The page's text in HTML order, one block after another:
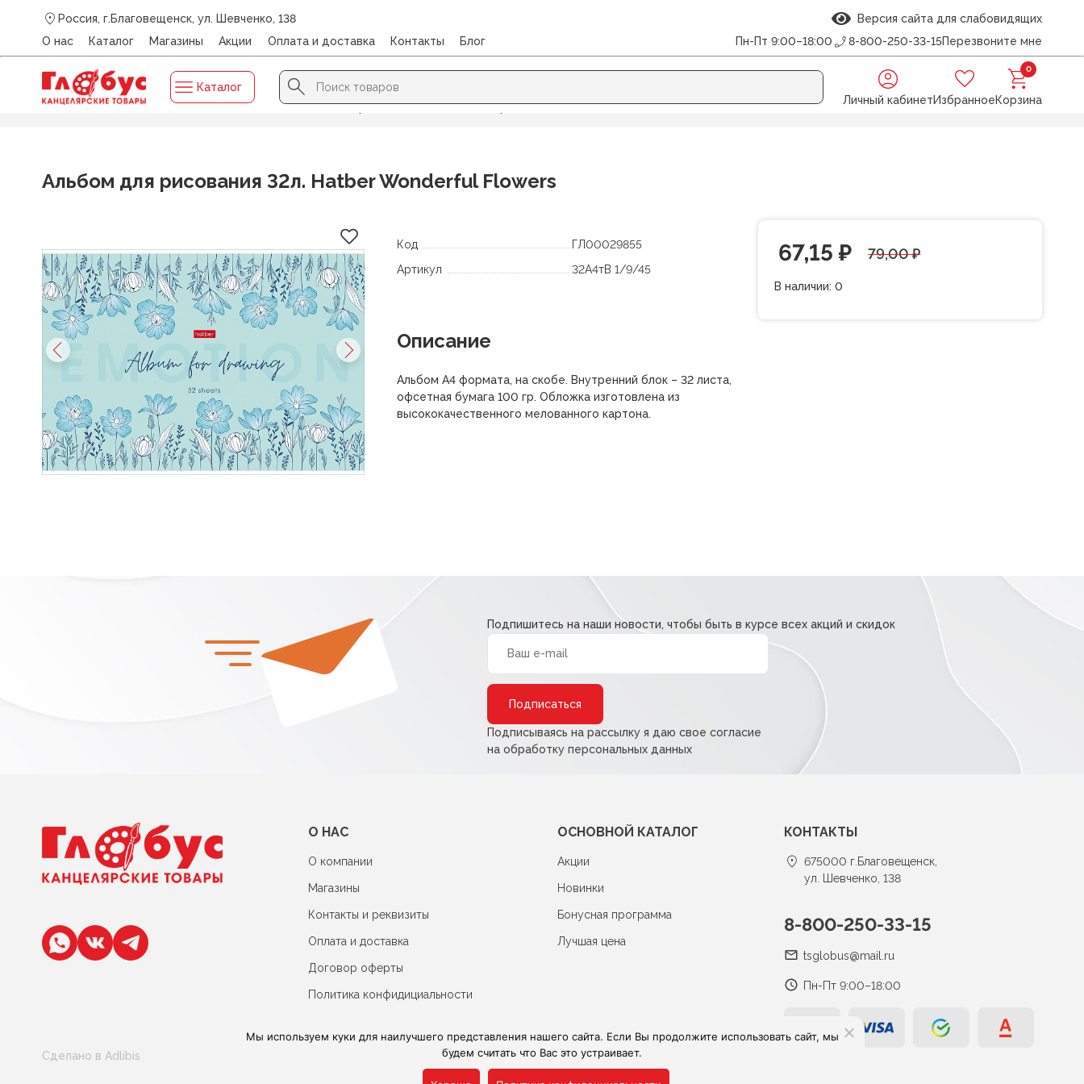
Россия, г.Благовещенск, ул. Шевченко, 138
Версия сайта для слабовидящих
О нас
Каталог Магазины Акции Оплата и доставка Контакты Блог Пн-Пт 9:00–18:00 8-800-250-33-15Перезвоните мне
Каталог
Search
for:
Search Button
Личный кабинетИзбранное
0
Корзина
Главная /Каталог/ ДЛЯ ХУДОЖНИКОВ /Альбомы для рисования/Альбом для рисования 32л. Hatber Wonderful Flowers
Альбом для рисования 32л. Hatber Wonderful Flowers
Код
ГЛ00029855
Артикул
32А4тВ 1/9/45
Описание
Альбом А4 формата, на скобе. Внутренний блок – 32 листа,
офсетная бумага 100 гр. Обложка изготовлена из
высококачественного мелованного картона.
79,00₽
Первоначальная
цена
67,15₽
Текущая
цена:
В наличии:0
Подпишитесь на наши новости, чтобы быть в курсе всех акций и скидок
Подписываясь на рассылку я даю свое согласие
на обработку персональных данных
О НАС
О компании
Магазины
Контакты и реквизиты
Оплата и доставка
Договор оферты
Политика конфидициальности
ОСНОВНОЙ КАТАЛОГ
Акции
Новинки
Бонусная программа
Лучшая цена
КОНТАКТЫ
675000 г.Благовещенск,
ул. Шевченко, 138
8-800-250-33-15
tsglobus@mail.ru
Пн-Пт 9:00–18:00
Сделано в Adlibis
Мы используем куки для наилучшего представления нашего сайта. Если Вы продолжите использовать сайт, мы
будем считать что Вас это устраивает.